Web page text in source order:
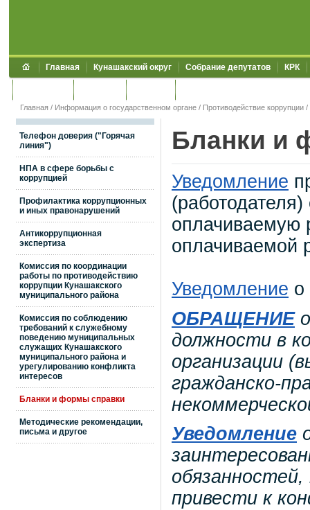
Главная Кунашакский округ Собрание депутатов КРК
Главная / Информация о государственном органе / Противодействие коррупции /
Телефон доверия ("Горячая
линия")
НПА в сфере борьбы с
коррупцией
Профилактика коррупционных
и иных правонарушений
Антикоррупционная
экспертиза
Комиссия по координации
работы по противодействию
коррупции Кунашакского
муниципального района
Комиссия по соблюдению
требований к служебному
поведению муниципальных
служащих Кунашакского
муниципального района и
урегулированию конфликта
интересов
Бланки и формы справки
Методические рекомендации,
письма и другое
Бланки и
Уведомление
оплачиваемую
оплачиваемой
Уведомление о
ОБРАЩЕНИЕ
должности в
организации
гражданско-
Уведомление
привести к